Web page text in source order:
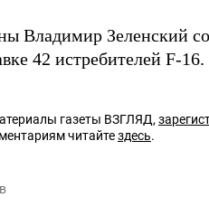
Владимир Зеленский
42 истребителей F-16.
газеты ВЗГЛЯД,
читайтездесь.